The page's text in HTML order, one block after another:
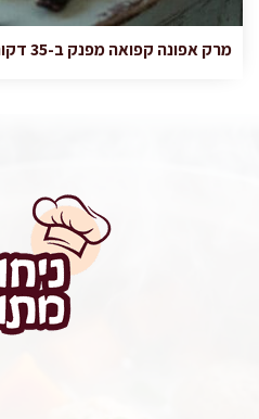
מרק אפונה קפואה מפנק ב-35 דקות, בלי השריה בכלל